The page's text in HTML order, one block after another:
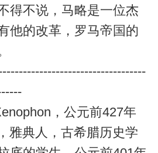
不说，马略是一位杰
他的改革，罗马帝国的
，公元前427年
雅典人，古希腊历史学